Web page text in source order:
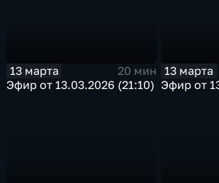
13 марта
20 мин
Эфир от 13.03.2026 (21:10)
13 марта
Эфир от